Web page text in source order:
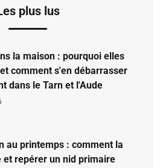
plus lus
la maison : pourquoi elles
comment s'en débarrasser
dans le Tarn et l'Aude
au printemps : comment la
et repérer un nid primaire